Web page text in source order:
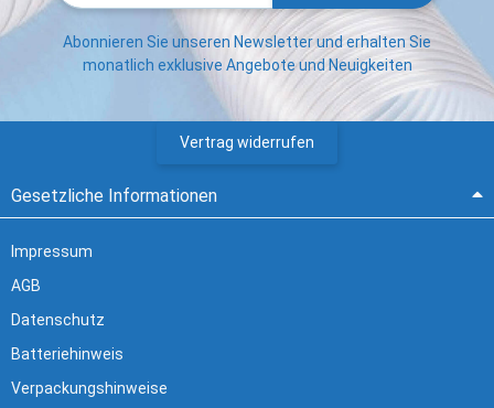
Abonnieren Sie unseren Newsletter und erhalten Sie
monatlich exklusive Angebote und Neuigkeiten
Vertrag widerrufen
Gesetzliche Informationen
Impressum
AGB
Datenschutz
Batteriehinweis
Verpackungshinweise